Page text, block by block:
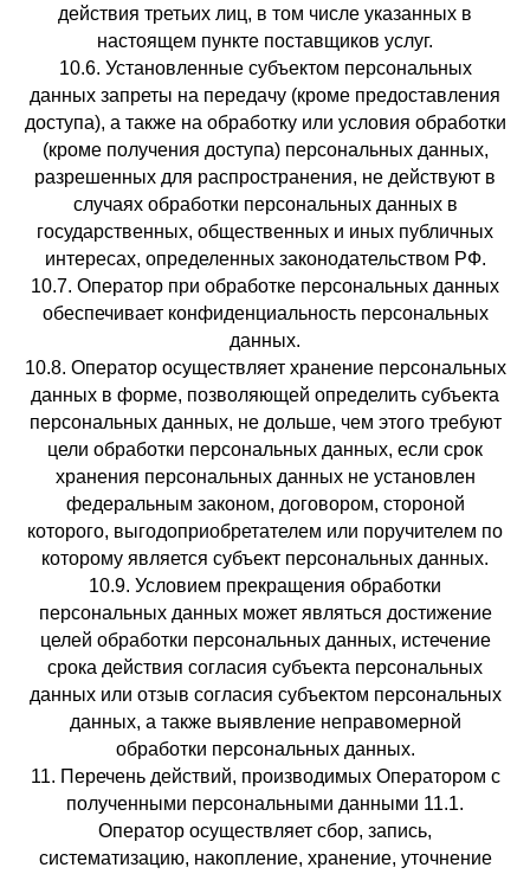
действия третьих лиц, в том числе указанных в
настоящем пункте поставщиков услуг.
10.6. Установленные субъектом персональных
данных запреты на передачу (кроме предоставления
доступа), а также на обработку или условия обработки
(кроме получения доступа) персональных данных,
разрешенных для распространения, не действуют в
случаях обработки персональных данных в
государственных, общественных и иных публичных
интересах, определенных законодательством РФ.
10.7. Оператор при обработке персональных данных
обеспечивает конфиденциальность персональных
данных.
10.8. Оператор осуществляет хранение персональных
данных в форме, позволяющей определить субъекта
персональных данных, не дольше, чем этого требуют
цели обработки персональных данных, если срок
хранения персональных данных не установлен
федеральным законом, договором, стороной
которого, выгодоприобретателем или поручителем по
которому является субъект персональных данных.
10.9. Условием прекращения обработки
персональных данных может являться достижение
целей обработки персональных данных, истечение
срока действия согласия субъекта персональных
данных или отзыв согласия субъектом персональных
данных, а также выявление неправомерной
обработки персональных данных.
11. Перечень действий, производимых Оператором с
полученными персональными данными 11.1.
Оператор осуществляет сбор, запись,
систематизацию, накопление, хранение, уточнение